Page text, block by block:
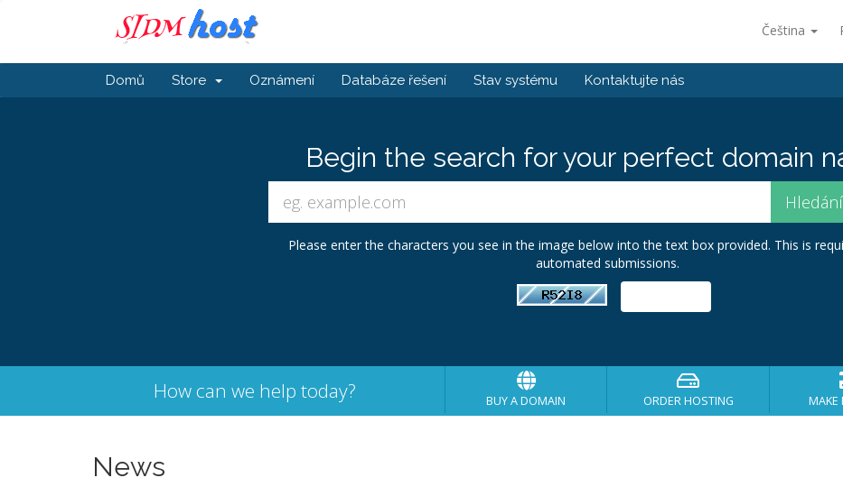
Čeština
Domů Store Oznámení Databáze řešení Stav systému Kontaktujte nás
Begin the search for your perfect domain
Please enter the characters you see in the image below into the text box provided. This is
automated submissions.
How can we help today? BUY A DOMAIN ORDER HOSTING MAKE
News